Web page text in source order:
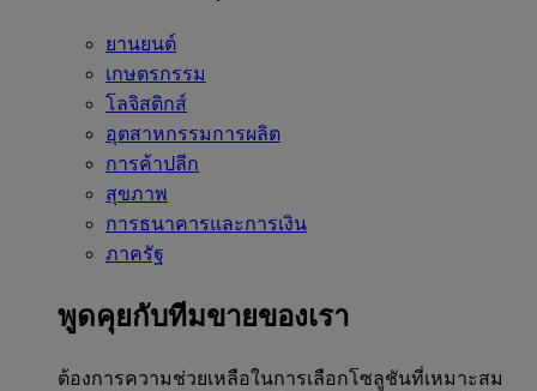
ยานยนต์
เกษตรกรรม
โลจิสติกส์
อุตสาหกรรมการผลิต
การค้าปลีก
สุขภาพ
การธนาคารและการเงิน
ภาครัฐ
พูดคุยกับทีมขายของเรา
ต้องการความช่วยเหลือในการเลือกโซลูชันที่เหมาะสม